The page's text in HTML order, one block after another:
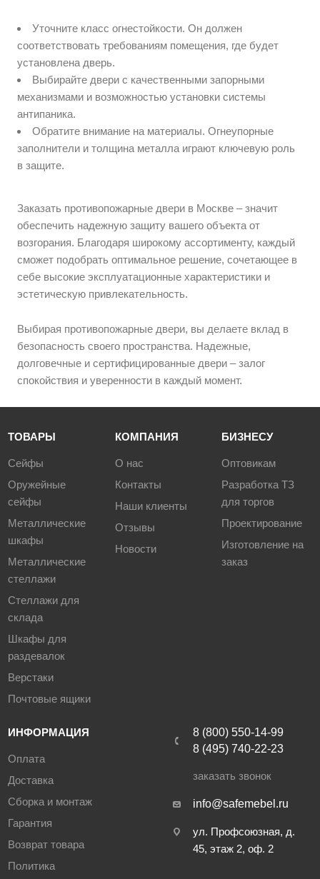
Уточните класс огнестойкости. Он должен
соответствовать требованиям помещения, где будет
установлена дверь.
Выбирайте двери с качественными запорными
механизмами и возможностью установки системы
антипаника.
Обратите внимание на материалы. Огнеупорные
заполнители и толщина металла играют ключевую роль
в защите.
Заказать противопожарные двери в Москве – значит
обеспечить надежную защиту вашего объекта от
возгорания. Благодаря широкому ассортименту, каждый
сможет подобрать оптимальное решение, сочетающее в
себе высокие эксплуатационные характеристики и
эстетическую привлекательность.
Выбирая противопожарные двери, вы делаете вклад в
безопасность своего пространства. Надежные,
долговечные и сертифицированные двери – залог
спокойствия и уверенности в каждый момент.
ТОВАРЫ
Сейфы
Оружейные
сейфы
Металлические
шкафы
Металлические
стеллажи
Стеллажи для
склада
Шкафы для
раздевалок
Верстаки
Почтовые ящики
КОМПАНИЯ
О нас
Контакты
Наши клиенты
Отзывы
Новости
БИЗНЕСУ
Оптовикам
Разработка ТЗ
для торгов
Проектирование
Изготовление на
заказ
ИНФОРМАЦИЯ
Оплата
Доставка
Сборка и монтаж
Гарантия
Возврат товара
Политика
8 (800) 550-14-99
8 (495) 740-22-23
заказать звонок
info@safemebel.ru
ул. Профсоюзная, д.
45, этаж 2, оф. 2